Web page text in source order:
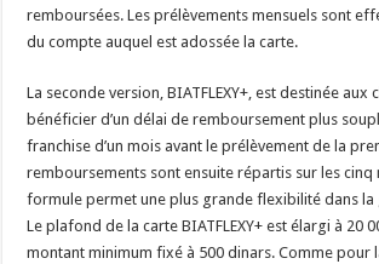
remboursées. Les prélèvements mensuels sont
du compte auquel est adossée la carte.
La seconde version, BIATFLEXY+, est destinée aux
bénéficier d’un délai de remboursement plus
franchise d’un mois avant le prélèvement de la
remboursements sont ensuite répartis sur les cinq
formule permet une plus grande flexibilité dans
Le plafond de la carte BIATFLEXY+ est élargi à 20
montant minimum fixé à 500 dinars. Comme pour